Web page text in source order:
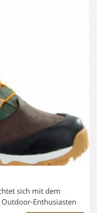
sich mit dem
Outdoor-Enthusiasten